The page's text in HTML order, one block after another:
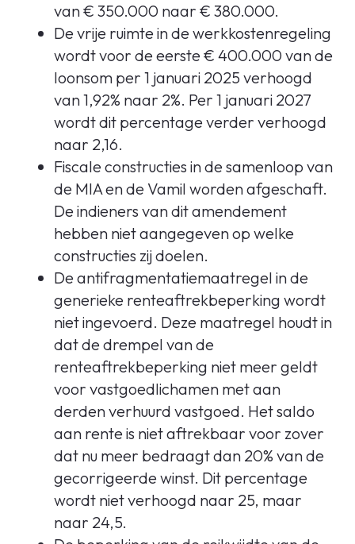
van € 350.000 naar € 380.000.
De vrije ruimte in de werkkostenregeling
wordt voor de eerste € 400.000 van de
loonsom per 1 januari 2025 verhoogd
van 1,92% naar 2%. Per 1 januari 2027
wordt dit percentage verder verhoogd
naar 2,16.
Fiscale constructies in de samenloop van
de MIA en de Vamil worden afgeschaft.
De indieners van dit amendement
hebben niet aangegeven op welke
constructies zij doelen.
De antifragmentatiemaatregel in de
generieke renteaftrekbeperking wordt
niet ingevoerd. Deze maatregel houdt in
dat de drempel van de
renteaftrekbeperking niet meer geldt
voor vastgoedlichamen met aan
derden verhuurd vastgoed. Het saldo
aan rente is niet aftrekbaar voor zover
dat nu meer bedraagt dan 20% van de
gecorrigeerde winst. Dit percentage
wordt niet verhoogd naar 25, maar
naar 24,5.